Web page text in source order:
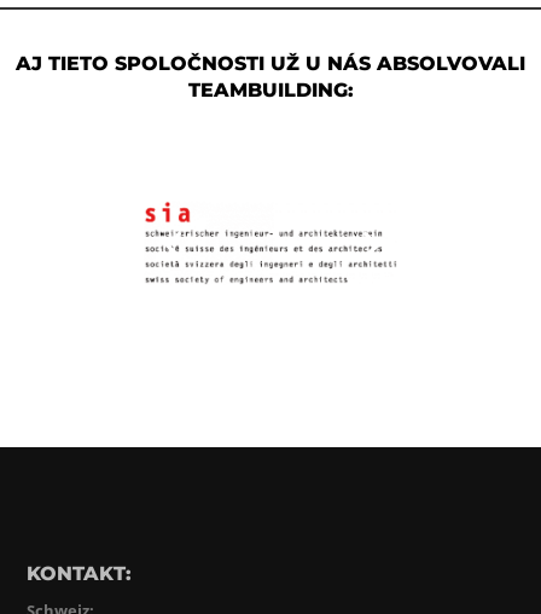
AJ TIETO SPOLOČNOSTI UŽ U NÁS ABSOLVOVALI
TEAMBUILDING:
KONTAKT: